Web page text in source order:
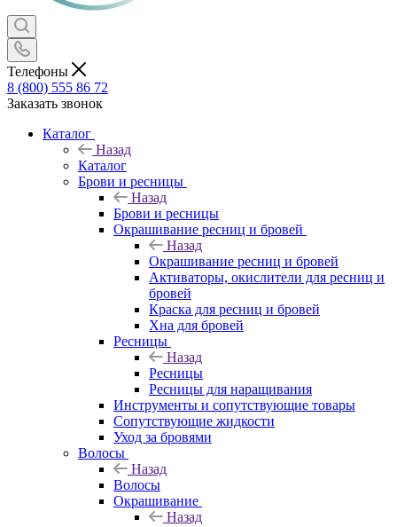
Телефоны
8 (800) 555 86 72
Заказать звонок
Каталог
Назад
Каталог
Брови и ресницы
Назад
Брови и ресницы
Окрашивание ресниц и бровей
Назад
Окрашивание ресниц и бровей
Активаторы, окислители для ресниц и
бровей
Краска для ресниц и бровей
Хна для бровей
Ресницы
Назад
Ресницы
Ресницы для наращивания
Инструменты и сопутствующие товары
Сопутствующие жидкости
Уход за бровями
Волосы
Назад
Волосы
Окрашивание
Назад